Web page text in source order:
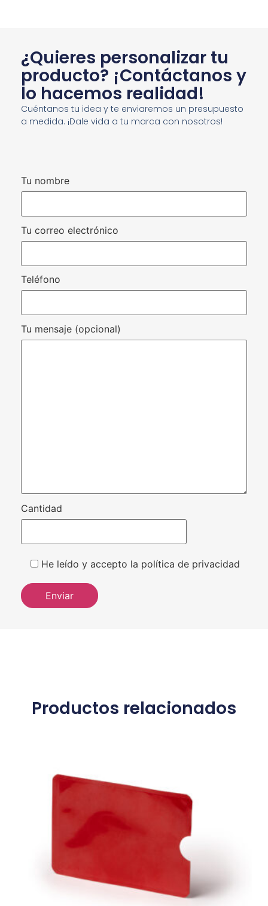
¿Quieres personalizar tu
producto? ¡Contáctanos y
lo hacemos realidad!
Cuéntanos tu idea y te enviaremos un presupuesto
a medida. ¡Dale vida a tu marca con nosotros!
Tu nombre
Tu correo electrónico
Teléfono
Tu mensaje (opcional)
Cantidad
He leído y accepto la política de privacidad
Productos relacionados